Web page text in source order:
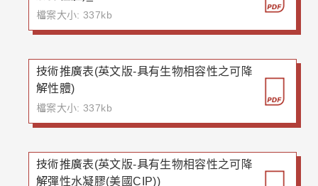
檔案大小: 337kb
技術推廣表(英文版-具有生物相容性之可降
解性體)
檔案大小: 337kb
技術推廣表(英文版-具有生物相容性之可降
解彈性水凝膠(美國CIP))